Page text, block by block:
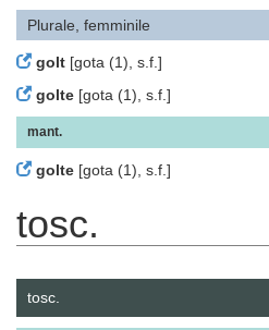
Plurale, femminile
golt [gota (1), s.f.]
golte [gota (1), s.f.]
mant.
golte [gota (1), s.f.]
tosc.
tosc.